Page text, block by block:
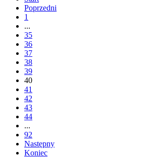
Poprzedni
1
...
35
36
37
38
39
40
41
42
43
44
...
92
Następny
Koniec